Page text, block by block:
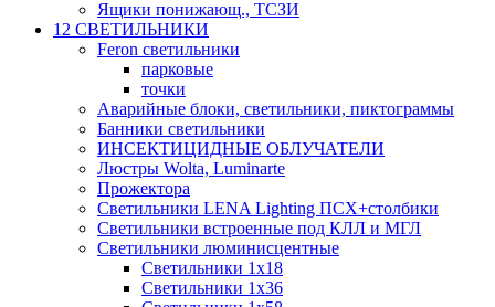
Ящики понижающ., ТСЗИ
12 СВЕТИЛЬНИКИ
Feron светильники
парковые
точки
Аварийные блоки, светильники, пиктограммы
Банники светильники
ИНСЕКТИЦИДНЫЕ ОБЛУЧАТЕЛИ
Люстры Wolta, Luminarte
Прожектора
Светильники LENA Lighting ПСХ+столбики
Светильники встроенные под КЛЛ и МГЛ
Светильники люминисцентные
Светильники 1х18
Светильники 1х36